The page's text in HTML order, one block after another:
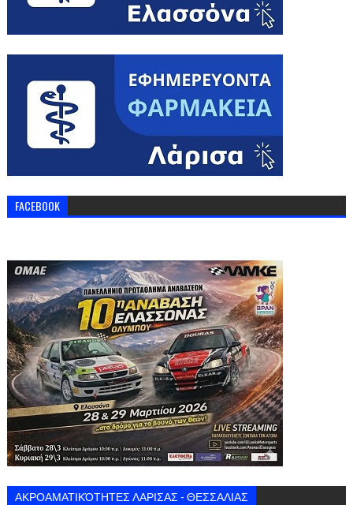
FACEBOOK
ΑΚΡΟΑΜΑΤΙΚΌΤΗΤΕΣ ΛΑΡΙΣΑΣ - ΘΕΣΣΑΛΙΑΣ